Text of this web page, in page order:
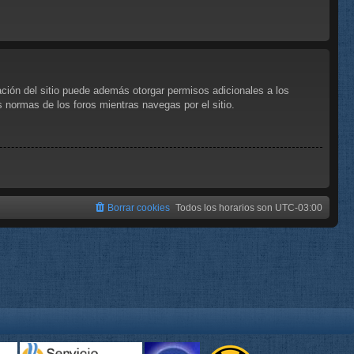
del sitio puede además otorgar permisos adicionales a los
de los foros mientras navegas por el sitio.
Todos los horarios son UTC-03:00
Borrar cookies